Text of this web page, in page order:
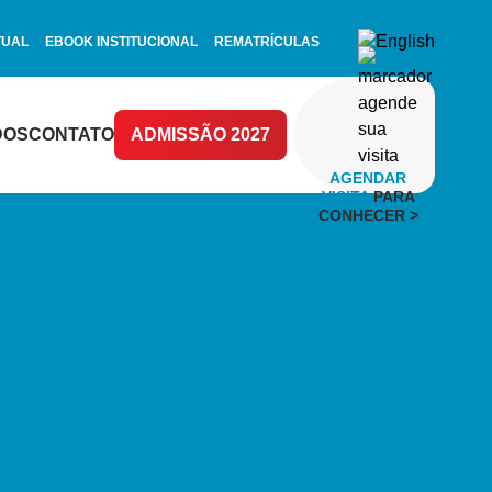
EBOOK INSTITUCIONAL REMATRÍCULAS
CONTATO ADMISSÃO 2027
AGENDAR
VISITAPARA
CONHECER >